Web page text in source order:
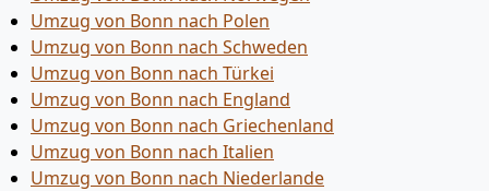
Umzug von Bonn nach Polen
Umzug von Bonn nach Schweden
Umzug von Bonn nach Türkei
Umzug von Bonn nach England
Umzug von Bonn nach Griechenland
Umzug von Bonn nach Italien
Umzug von Bonn nach Niederlande